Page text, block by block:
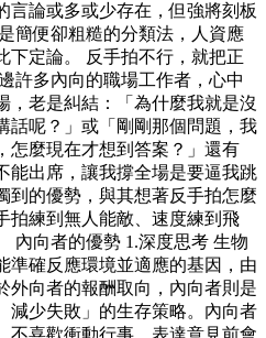
言論或多或少存在，但強將刻板
簡便卻粗糙的分類法，人資應
下定論。 反手拍不行，就把正
許多內向的職場工作者，心中
，老是糾結：「為什麼我就是沒
話呢？」或「剛剛那個問題，我
怎麼現在才想到答案？」還有
能出席，讓我撐全場是要逼我跳
到的優勢，與其想著反手拍怎麼
拍練到無人能敵、速度練到飛
內向者的優勢 1.深度思考 生物
準確反應環境並適應的基因，由
外向者的報酬取向，內向者則是
減少失敗」的生存策略。內向者